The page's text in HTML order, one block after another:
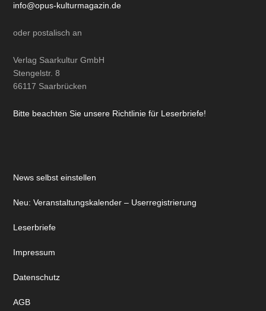
info@opus-kulturmagazin.de
oder postalisch an
Verlag Saarkultur GmbH
Stengelstr. 8
66117 Saarbrücken
Bitte beachten Sie unsere Richtlinie für Leserbriefe!
News selbst einstellen
Neu: Veranstaltungskalender – Userregistrierung
Leserbriefe
Impressum
Datenschutz
AGB